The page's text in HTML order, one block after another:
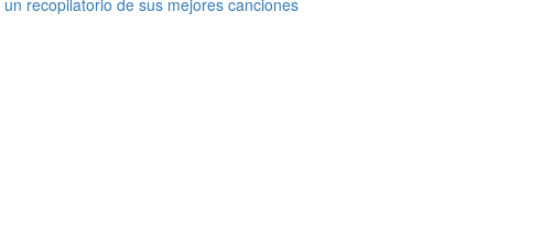
recopilatorio de sus mejores canciones